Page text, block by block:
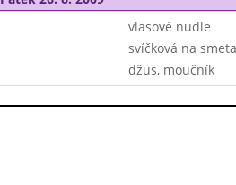
vlasové nudle
svíčková na
džus, moučník